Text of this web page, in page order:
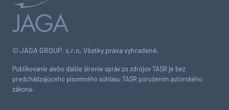
© JAGA GROUP, s.r.o. Všetky práva vyhradené.
Publikovanie alebo ďalšie šírenie správ zo zdrojov TASR je bez
predchádzajúceho písomného súhlasu TASR porušením autorského
zákona.